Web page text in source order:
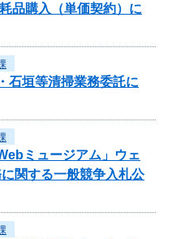
品購入（単価契約）に
石垣等清掃業務委託に
ミュージアム」ウェ
関する一般競争入札公